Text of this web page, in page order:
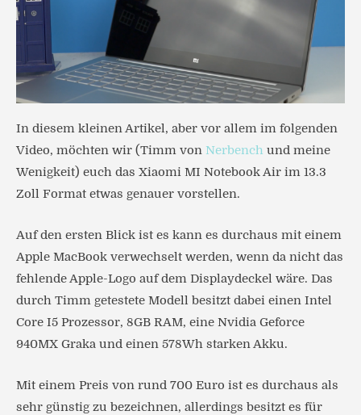
In diesem kleinen Artikel, aber vor allem im folgenden
Video, möchten wir (Timm von Nerbench und meine
Wenigkeit) euch das Xiaomi MI Notebook Air im 13.3
Zoll Format etwas genauer vorstellen.
Auf den ersten Blick ist es kann es durchaus mit einem
Apple MacBook verwechselt werden, wenn da nicht das
fehlende Apple-Logo auf dem Displaydeckel wäre. Das
durch Timm getestete Modell besitzt dabei einen Intel
Core I5 Prozessor, 8GB RAM, eine Nvidia Geforce
940MX Graka und einen 578Wh starken Akku.
Mit einem Preis von rund 700 Euro ist es durchaus als
sehr günstig zu bezeichnen, allerdings besitzt es für